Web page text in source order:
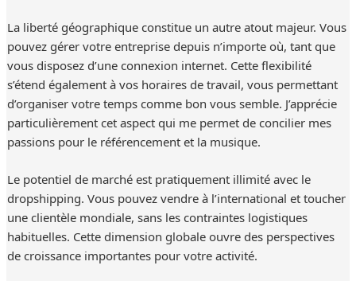
La liberté géographique constitue un autre atout majeur. Vous
pouvez gérer votre entreprise depuis n’importe où, tant que
vous disposez d’une connexion internet. Cette flexibilité
s’étend également à vos horaires de travail, vous permettant
d’organiser votre temps comme bon vous semble. J’apprécie
particulièrement cet aspect qui me permet de concilier mes
passions pour le référencement et la musique.
Le potentiel de marché est pratiquement illimité avec le
dropshipping. Vous pouvez vendre à l’international et toucher
une clientèle mondiale, sans les contraintes logistiques
habituelles. Cette dimension globale ouvre des perspectives
de croissance importantes pour votre activité.